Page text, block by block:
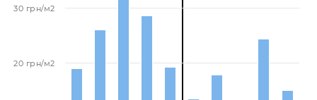
20 грн/м2
30 грн/м2